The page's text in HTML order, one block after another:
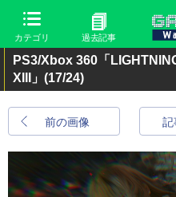
カテゴリ 過去記事
PS3/Xbox 360「
XIII」 (17/24)
前の画像 記